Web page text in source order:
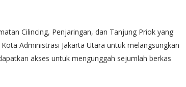
Cilincing, Penjaringan, dan Tanjung Priok yang
Administrasi Jakarta Utara untuk melangsungkan
akses untuk mengunggah sejumlah berkas